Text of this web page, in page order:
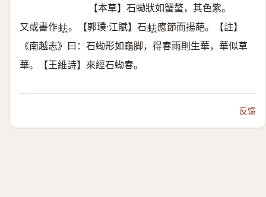
【本草】石蜐狀如蟹螯，其色紫。
又或書作𧉧。【郭璞·江賦】石𧉧應節而揚葩。【註】
《南越志》曰：石蜐形如龜脚，得春雨則生華，華似草
華。【王維詩】來經石蜐春。
反馈